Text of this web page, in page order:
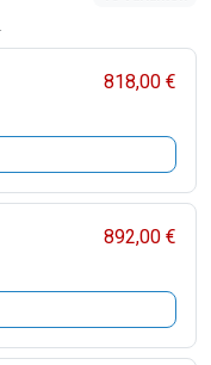
818,00 €
892,00 €